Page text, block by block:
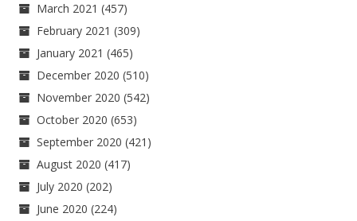
March 2021 (457)
February 2021 (309)
January 2021 (465)
December 2020 (510)
November 2020 (542)
October 2020 (653)
September 2020 (421)
August 2020 (417)
July 2020 (202)
June 2020 (224)